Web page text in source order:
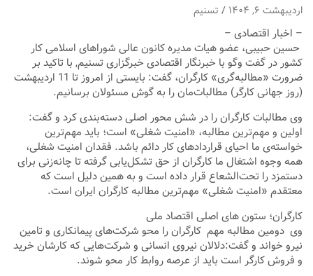
اردیبهشت ۶, ۱۴۰۴ تسنیم
– اخبار اقتصادی –
حسین حبیبی، عضو هیات مدیره کانون عالی شوراهای اسلامی کار
کشور در گفت وگو با خبرنگار اقتصادی خبرگزاری تسنیم, با تاکید بر
ضرورت «مطالبه‌گری» کارگران، گفت: بایستی از امروز تا 11 اردیبهشت
(روز جهانی کارگر) مطالبات‌مان را به گوش مسئولان برسانیم.
وی مطالبات کارگران را در شش محور اصلی دسته‌بندی کرد و گفت:
اولین و مهم‌ترین مطالبه، «امنیت شغلی» است؛ باید مهم‌ترین
خواسته‌ی ما احیای قراردادهای کار دائم باشد. فقدان امنیت شغلی،
همه وجوه اشتغال ما کارگران از حق تشکل‌یابی گرفته تا چانه‌زنی برای
دستمزد را تحت‌الشعاع قرار داده است و به همین دلیل است که
معتقدم «امنیت شغلی» مهم‌ترین مطالبه کارگران ایران است.
کارگران؛ ستون های اصلی اقتصاد ملی
وی دومین مطالبه مهم کارگران را محو شرکت‌های پیمانکاری و تامین
نیرو خواند و گفت:دلالان نیروی انسانی و شرکت‌هایی که کارشان خرید
و فروش کارگر است باید از عرصه روابط کار محو شوند.